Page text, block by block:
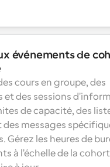
événements de
cours en groupe, des
et des sessions
de capacité, des
messages
Gérez les heures de
à l'échelle de la